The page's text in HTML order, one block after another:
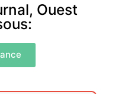
Ouest